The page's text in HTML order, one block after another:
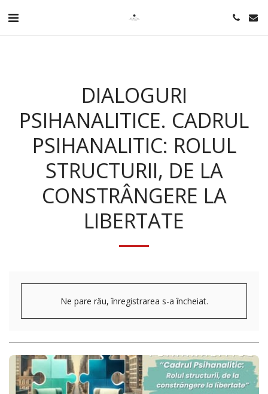
DIALOGURI
PSIHANALITICE. CADRUL
PSIHANALITIC: ROLUL
STRUCTURII, DE LA
CONSTRÂNGERE LA
LIBERTATE
Ne pare rău, înregistrarea s-a încheiat.